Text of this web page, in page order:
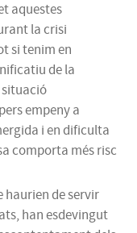
aquestes
la crisi
si tenim en
de la
situació
empeny a
i en dificulta
comporta més risc
haurien de servir
han esdevingut